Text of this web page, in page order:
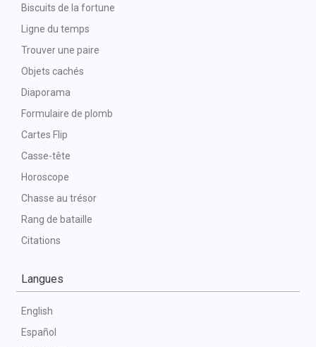
Biscuits de la fortune
Ligne du temps
Trouver une paire
Objets cachés
Diaporama
Formulaire de plomb
Cartes Flip
Casse-tête
Horoscope
Chasse au trésor
Rang de bataille
Citations
Langues
English
Español